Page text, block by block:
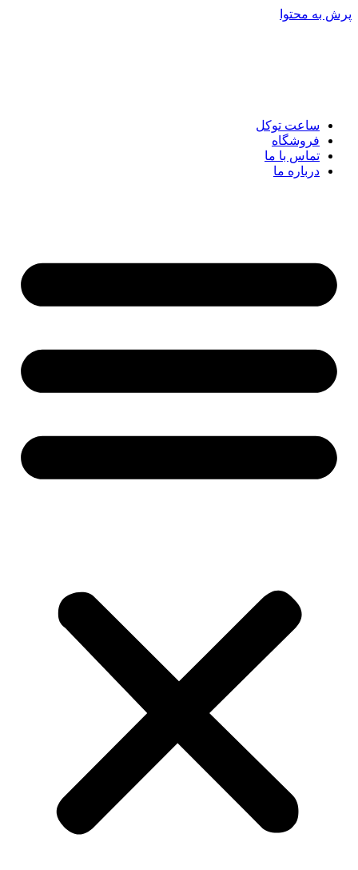
پرش به محتوا
ساعت توکل
فروشگاه
تماس با ما
درباره ما